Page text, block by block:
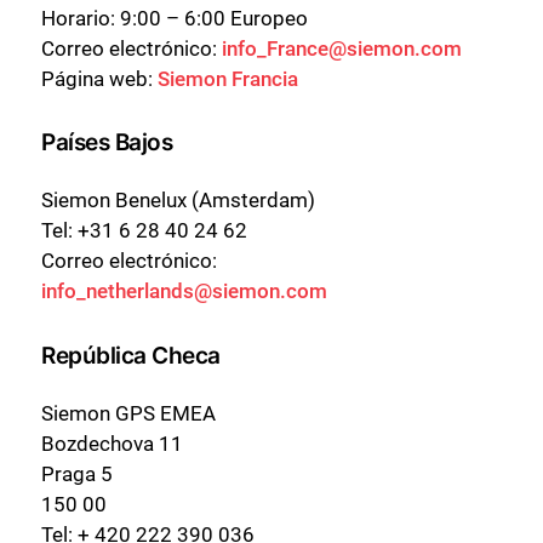
Horario: 9:00 – 6:00 Europeo
Correo electrónico: info_France@siemon.com
Página web: Siemon Francia
Países Bajos
Siemon Benelux (Amsterdam)
Tel: +31 6 28 40 24 62
Correo electrónico:
info_netherlands@siemon.com
República Checa
Siemon GPS EMEA
Bozdechova 11
Praga 5
150 00
Tel: + 420 222 390 036